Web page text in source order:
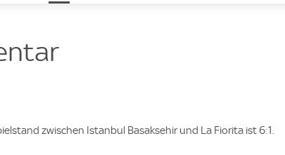
zwischen Istanbul Basaksehir und La Fiorita ist 6:1.